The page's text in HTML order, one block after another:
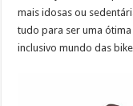
mais idosas ou
tudo para ser uma
inclusivo mundo das